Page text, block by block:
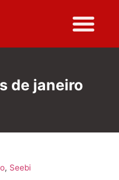
de janeiro
, Seebi